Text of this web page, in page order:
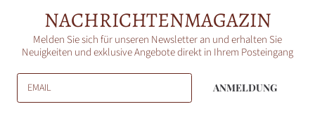
NACHRICHTENMAGAZIN
Melden Sie sich für unseren Newsletter an und erhalten Sie
Neuigkeiten und exklusive Angebote direkt in Ihrem Posteingang
EMAIL ANMELDUNG